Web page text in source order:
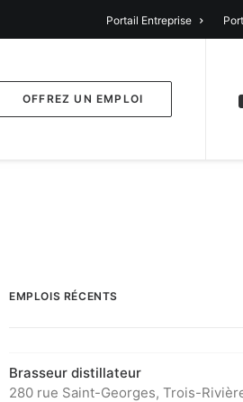
Portail Entreprise
OFFREZ UN EMPLOI
EMPLOIS RÉCENTS
Brasseur distillateur
280 rue Saint-Georges, Trois-